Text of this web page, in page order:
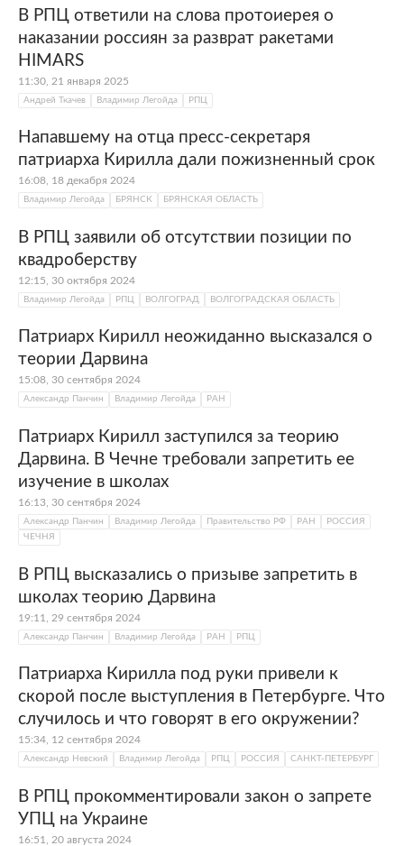
В РПЦ ответили на слова протоиерея о
наказании россиян за разврат ракетами
HIMARS
11:30, 21 января 2025
Андрей Ткачев Владимир Легойда РПЦ
Напавшему на отца пресс-секретаря
патриарха Кирилла дали пожизненный срок
16:08, 18 декабря 2024
Владимир Легойда БРЯНСК БРЯНСКАЯ ОБЛАСТЬ
В РПЦ заявили об отсутствии позиции по
квадроберству
12:15, 30 октября 2024
Владимир Легойда РПЦ ВОЛГОГРАД ВОЛГОГРАДСКАЯ ОБЛАСТЬ
Патриарх Кирилл неожиданно высказался о
теории Дарвина
15:08, 30 сентября 2024
Александр Панчин Владимир Легойда РАН
Патриарх Кирилл заступился за теорию
Дарвина. В Чечне требовали запретить ее
изучение в школах
16:13, 30 сентября 2024
Александр Панчин Владимир Легойда Правительство РФ РАН
РОССИЯ
ЧЕЧНЯ
В РПЦ высказались о призыве запретить в
школах теорию Дарвина
19:11, 29 сентября 2024
Александр Панчин Владимир Легойда РАН РПЦ
Патриарха Кирилла под руки привели к
скорой после выступления в Петербурге. Что
случилось и что говорят в его окружении?
15:34, 12 сентября 2024
Александр Невский Владимир Легойда РПЦ РОССИЯ САНКТ-ПЕТЕРБУРГ
В РПЦ прокомментировали закон о запрете
УПЦ на Украине
16:51, 20 августа 2024